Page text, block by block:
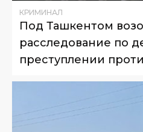
КРИМИНАЛ
Под Ташкентом
расследование по
преступлении